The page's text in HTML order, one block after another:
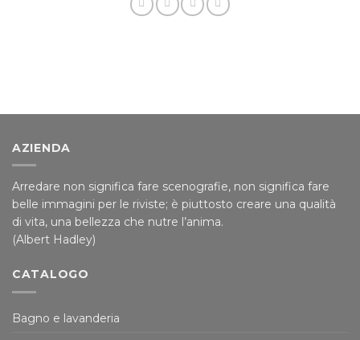
AZIENDA
Arredare non significa fare scenografie, non significa fare
belle immagini per le riviste; è piuttosto creare una qualità
di vita, una bellezza che nutre l’anima.
(Albert Hadley)
CATALOGO
Bagno e lavanderia